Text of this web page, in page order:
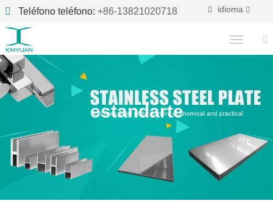
Teléfono teléfono: +86-13821020718 idioma
estandarte